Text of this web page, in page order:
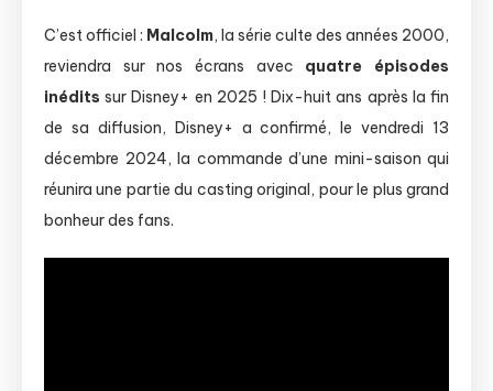
C’est officiel : Malcolm, la série culte des années 2000,
reviendra sur nos écrans avec quatre épisodes
inédits sur Disney+ en 2025 ! Dix-huit ans après la fin
de sa diffusion, Disney+ a confirmé, le vendredi 13
décembre 2024, la commande d’une mini-saison qui
réunira une partie du casting original, pour le plus grand
bonheur des fans.